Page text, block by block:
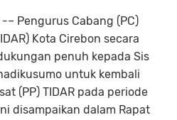
-– Pengurus Cabang (PC)
Kota Cirebon secara
penuh kepada Sis
untuk kembali
(PP) TIDAR pada periode
disampaikan dalam Rapat